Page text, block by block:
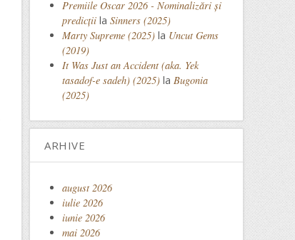
Premiile Oscar 2026 - Nominalizări și
predicții la Sinners (2025)
Marty Supreme (2025) la Uncut Gems
(2019)
It Was Just an Accident (aka. Yek
tasadof-e sadeh) (2025) la Bugonia
(2025)
ARHIVE
august 2026
iulie 2026
iunie 2026
mai 2026